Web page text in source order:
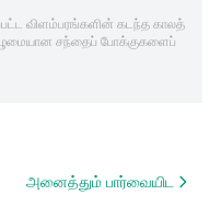
விளம்பரங்களின் கடந்த காலத்
சந்தைப் போக்குகளைப்
அனைத்தும் பார்வையிட